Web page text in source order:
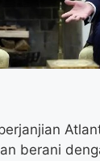
berani